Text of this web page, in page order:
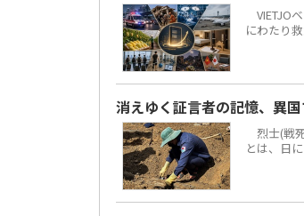
VIETJO
にわたり
消えゆく証言者の記憶、異
烈士(戦
とは、日